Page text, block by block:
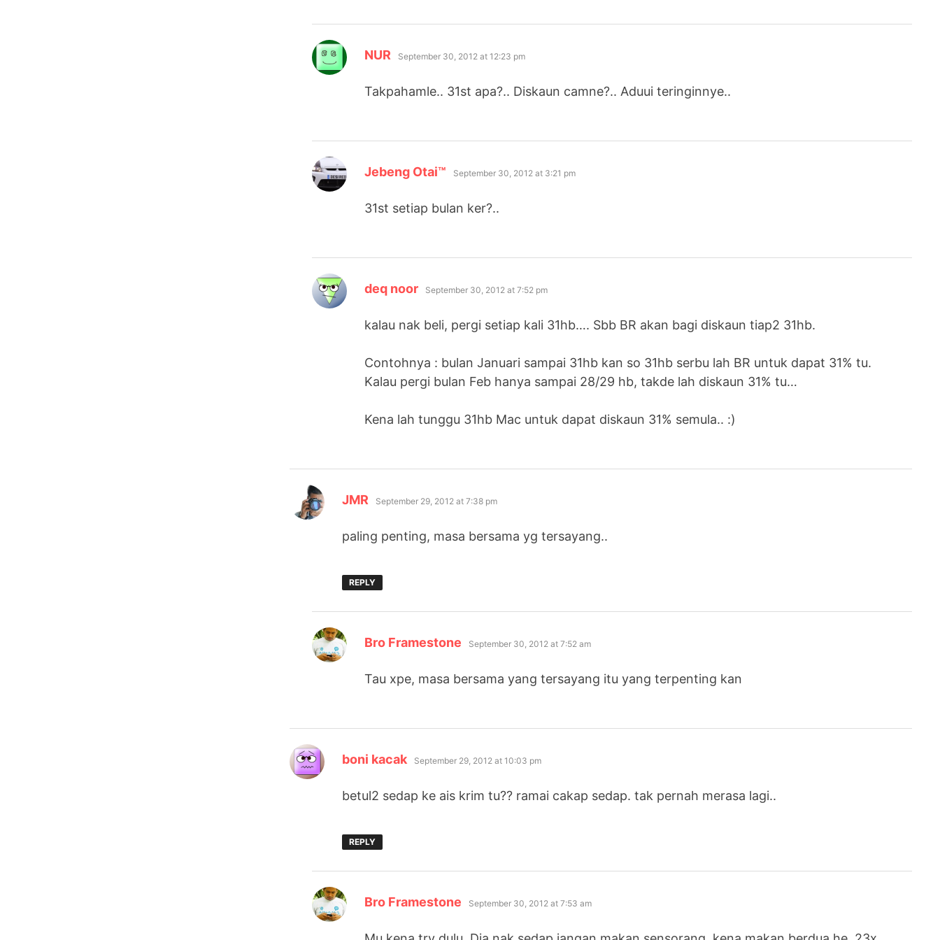
NUR says:
September 30, 2012 at 12:23 pm
Takpahamle.. 31st apa?.. Diskaun camne?.. Aduui teringinnye..
Jebeng Otai™ says:
September 30, 2012 at 3:21 pm
31st setiap bulan ker?..
deq noor says:
September 30, 2012 at 7:52 pm
kalau nak beli, pergi setiap kali 31hb…. Sbb BR akan bagi diskaun tiap2 31hb.
Contohnya : bulan Januari sampai 31hb kan so 31hb serbu lah BR untuk dapat 31% tu.
Kalau pergi bulan Feb hanya sampai 28/29 hb, takde lah diskaun 31% tu…
Kena lah tunggu 31hb Mac untuk dapat diskaun 31% semula.. :)
JMR says:
September 29, 2012 at 7:38 pm
paling penting, masa bersama yg tersayang..
REPLY
Bro Framestone says:
September 30, 2012 at 7:52 am
Tau xpe, masa bersama yang tersayang itu yang terpenting kan
boni kacak says:
September 29, 2012 at 10:03 pm
betul2 sedap ke ais krim tu?? ramai cakap sedap. tak pernah merasa lagi..
REPLY
Bro Framestone says:
September 30, 2012 at 7:53 am